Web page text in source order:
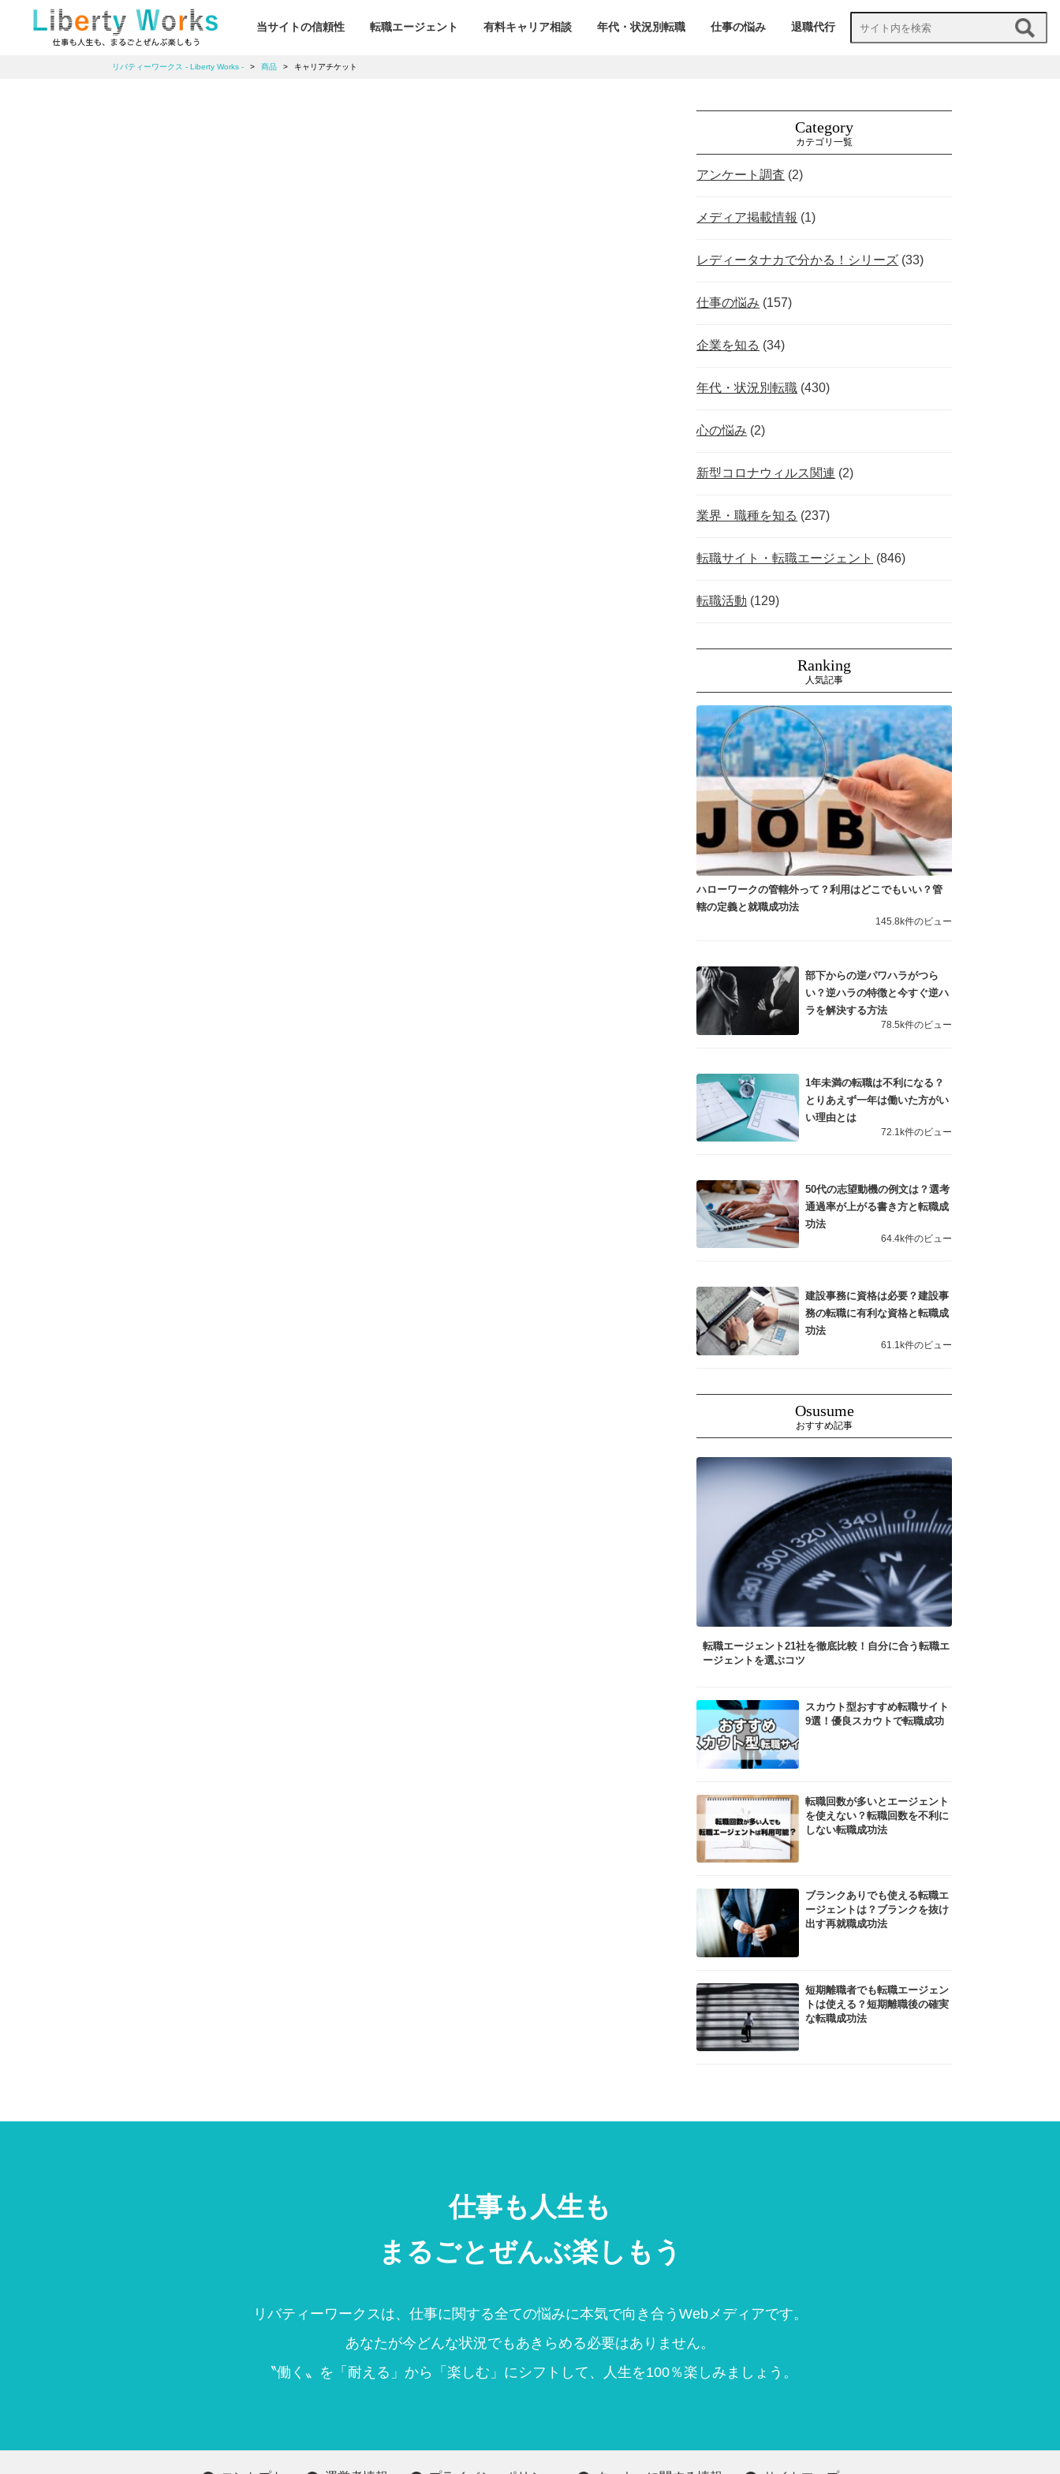
当サイトの信頼性 転職エージェント 有料キャリア相談 年代・状況別転職 仕事の悩み 退職代行
リバティーワークス - Liberty Works - > 商品 > キャリアチケット
Category
カテゴリ一覧
アンケート調査 (2)
メディア掲載情報 (1)
レディータナカで分かる！シリーズ (33)
仕事の悩み (157)
企業を知る (34)
年代・状況別転職 (430)
心の悩み (2)
新型コロナウィルス関連 (2)
業界・職種を知る (237)
転職サイト・転職エージェント (846)
転職活動 (129)
Ranking
人気記事
ハローワークの管轄外って？利用はどこでもいい？管
轄の定義と就職成功法
145.8k件のビュー
部下からの逆パワハラがつら
い？逆ハラの特徴と今すぐ逆ハ
ラを解決する方法
78.5k件のビュー
1年未満の転職は不利になる？
とりあえず一年は働いた方がい
い理由とは
72.1k件のビュー
50代の志望動機の例文は？選考
通過率が上がる書き方と転職成
功法
64.4k件のビュー
建設事務に資格は必要？建設事
務の転職に有利な資格と転職成
功法
61.1k件のビュー
Osusume
おすすめ記事
転職エージェント21社を徹底比較！自分に合う転職エ
ージェントを選ぶコツ
スカウト型おすすめ転職サイト
9選！優良スカウトで転職成功
転職回数が多いとエージェント
を使えない？転職回数を不利に
しない転職成功法
ブランクありでも使える転職エ
ージェントは？ブランクを抜け
出す再就職成功法
短期離職者でも転職エージェン
トは使える？短期離職後の確実
な転職成功法
仕事も人生も
まるごとぜんぶ楽しもう
リバティーワークスは、仕事に関する全ての悩みに本気で向き合うWebメディアです。
あなたが今どんな状況でもあきらめる必要はありません。
〝働く〟を「耐える」から「楽しむ」にシフトして、人生を100％楽しみましょう。